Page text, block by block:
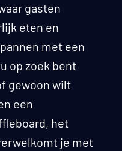
gasten
eten en
met een
op zoek bent
gewoon wilt
een
het
je met